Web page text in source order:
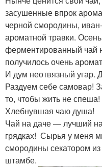
засушенные впрок
черной смородины,
ароматной травки.
ферментированный чай
получилось очень
И дум неотвязный угар.
Раздуем себе самовар!
то, чтобы жить не
Хлебнувшая
Чай на даче — лучший
грядках! Сырья у меня
смородины секатором
штамбе.